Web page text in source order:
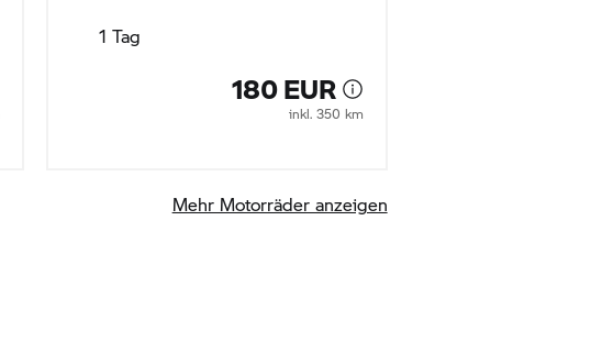
1 Tag
180 EUR
inkl. 350 km
Mehr Motorräder anzeigen